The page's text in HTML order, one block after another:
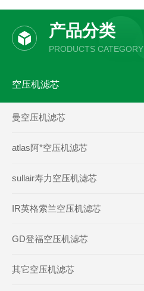
产品分类
PRODUCTS CATEGORY
空压机滤芯
曼空压机滤芯
atlas阿*空压机滤芯
sullair寿力空压机滤芯
IR英格索兰空压机滤芯
GD登福空压机滤芯
其它空压机滤芯